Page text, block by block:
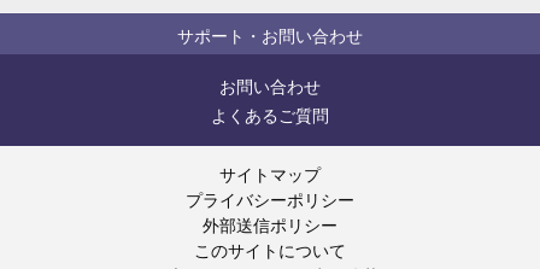
サポート・お問い合わせ
お問い合わせ
よくあるご質問
サイトマップ
プライバシーポリシー
外部送信ポリシー
このサイトについて